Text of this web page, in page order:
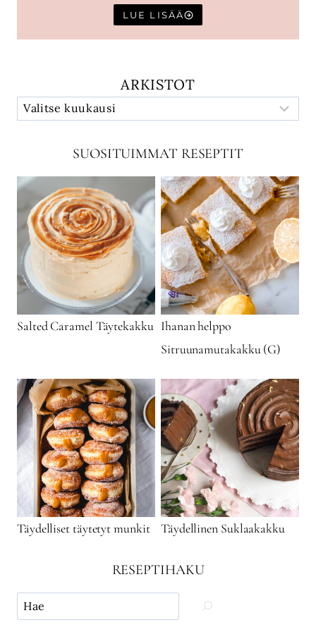
LUE LISÄÄ
ARKISTOT
SUOSITUIMMAT RESEPTIT
Salted Caramel Täytekakku Ihanan helppo
Sitruunamutakakku (G)
Täydelliset täytetyt munkit Täydellinen Suklaakakku
RESEPTIHAKU
Käytä
hakua